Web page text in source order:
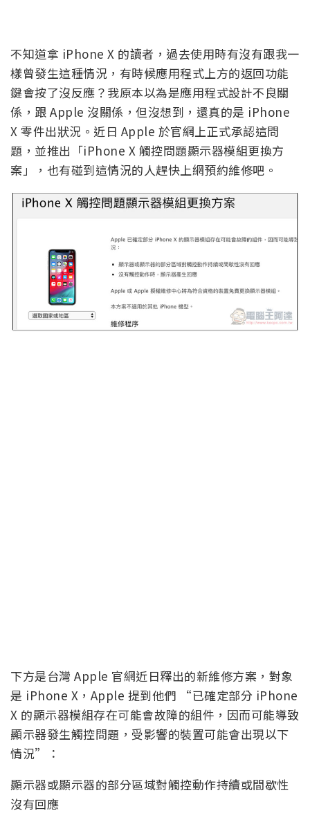
不知道拿 iPhone X 的讀者，過去使用時有沒有跟我一
樣曾發生這種情況，有時候應用程式上方的返回功能
鍵會按了沒反應？我原本以為是應用程式設計不良關
係，跟 Apple 沒關係，但沒想到，還真的是 iPhone
X 零件出狀況。近日 Apple 於官網上正式承認這問
題，並推出「iPhone X 觸控問題顯示器模組更換方
案」，也有碰到這情況的人趕快上網預約維修吧。
下方是台灣 Apple 官網近日釋出的新維修方案，對象
是 iPhone X，Apple 提到他們 “已確定部分 iPhone
X 的顯示器模組存在可能會故障的組件，因而可能導致
顯示器發生觸控問題，受影響的裝置可能會出現以下
情況”：
顯示器或顯示器的部分區域對觸控動作持續或間歇性
沒有回應